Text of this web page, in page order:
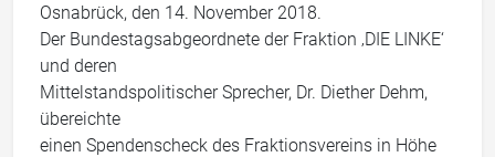
Osnabrück, den 14. November 2018.
Der Bundestagsabgeordnete der Fraktion ‚DIE LINKE‘
und deren
Mittelstandspolitischer Sprecher, Dr. Diether Dehm,
übereichte
einen Spendenscheck des Fraktionsvereins in Höhe